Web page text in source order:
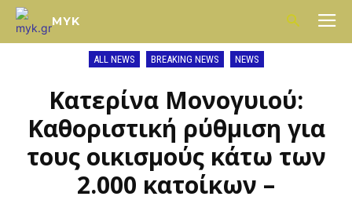
MYK
ALL NEWS BREAKING NEWS NEWS
Κατερίνα Μονογυιού:
Καθοριστική ρύθμιση για
τους οικισμούς κάτω των
2.000 κατοίκων –